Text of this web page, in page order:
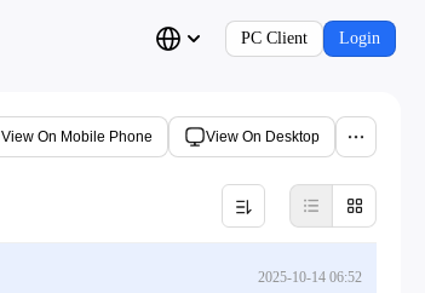
PC Client Login
View On Mobile Phone View On Desktop
2025-10-14 06:52